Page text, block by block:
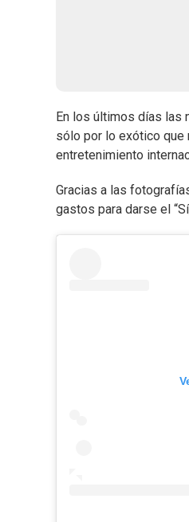
En los últimos días las
sólo por lo exótico que
entretenimiento
Gracias a las
gastos para darse el